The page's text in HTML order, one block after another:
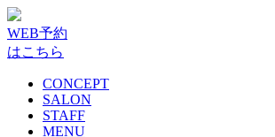
WEB予約
はこちら
CONCEPT
SALON
STAFF
MENU